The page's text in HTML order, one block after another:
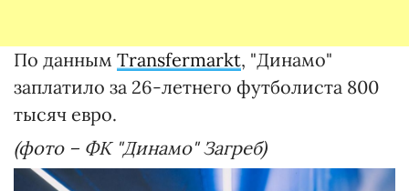
По данным Transfermarkt, "Динамо"
заплатило за 26-летнего футболиста 800
тысяч евро.
(фото – ФК "Динамо" Загреб)